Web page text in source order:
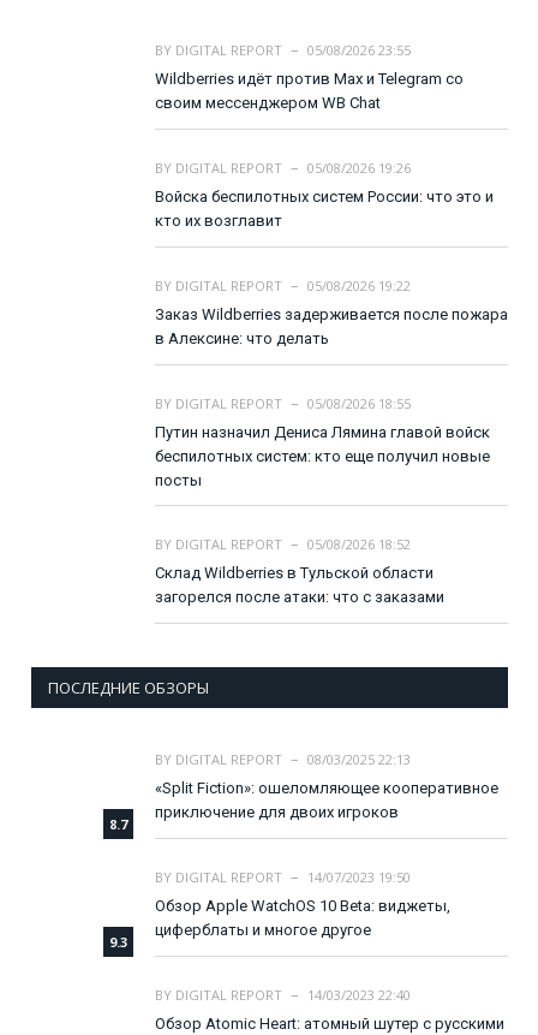
BY DIGITAL REPORT
05/08/2026 23:55
Wildberries идёт против Max и Telegram со
своим мессенджером WB Chat
BY DIGITAL REPORT
05/08/2026 19:26
Войска беспилотных систем России: что это и
кто их возглавит
BY DIGITAL REPORT
05/08/2026 19:22
Заказ Wildberries задерживается после пожара
в Алексине: что делать
BY DIGITAL REPORT
05/08/2026 18:55
Путин назначил Дениса Лямина главой войск
беспилотных систем: кто еще получил новые
посты
BY DIGITAL REPORT
05/08/2026 18:52
Склад Wildberries в Тульской области
загорелся после атаки: что с заказами
ПОСЛЕДНИЕ ОБЗОРЫ
8.7
BY DIGITAL REPORT
08/03/2025 22:13
«Split Fiction»: ошеломляющее кооперативное
приключение для двоих игроков
9.3
BY DIGITAL REPORT
14/07/2023 19:50
Обзор Apple WatchOS 10 Beta: виджеты,
циферблаты и многое другое
BY DIGITAL REPORT
14/03/2023 22:40
Обзор Atomic Heart: атомный шутер с русскими